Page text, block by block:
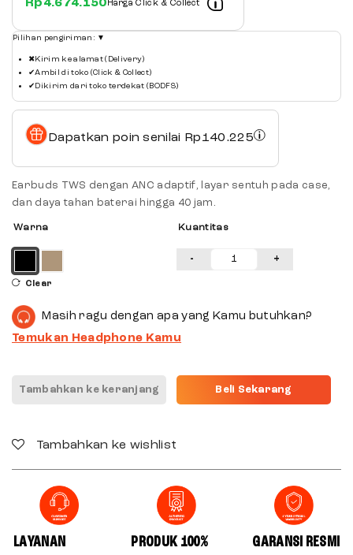
Harga Click & Collect
Rp4.674.150
Pilihan pengiriman: ▼
✖ Kirim ke alamat (Delivery)
✔Ambil di toko (Click & Collect)
✔ Dikirim dari toko terdekat (BODFS)
Dapatkan poin senilai Rp140.225
Earbuds TWS dengan ANC adaptif, layar sentuh pada case,
dan daya tahan baterai hingga 40 jam.
Warna Kuantitas
Clear
- +
Masih ragu dengan apa yang Kamu butuhkan?
Temukan Headphone Kamu
Tambahkan ke keranjang Beli Sekarang
Tambahkan ke wishlist
LAYANAN
PRODUK 100%
GARANSI RESMI